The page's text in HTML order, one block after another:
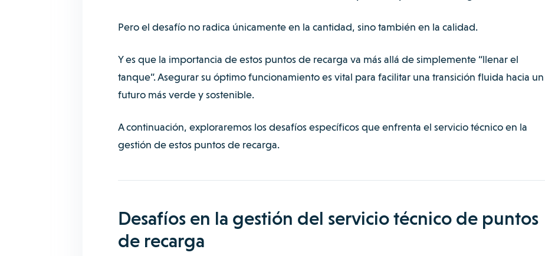
Pero el desafío no radica únicamente en la cantidad, sino también en la calidad.
Y es que la importancia de estos puntos de recarga va más allá de simplemente “llenar el
tanque”. Asegurar su óptimo funcionamiento es vital para facilitar una transición fluida hacia un
futuro más verde y sostenible.
A continuación, exploraremos los desafíos específicos que enfrenta el servicio técnico en la
gestión de estos puntos de recarga.
Desafíos en la gestión del servicio técnico de puntos
de recarga